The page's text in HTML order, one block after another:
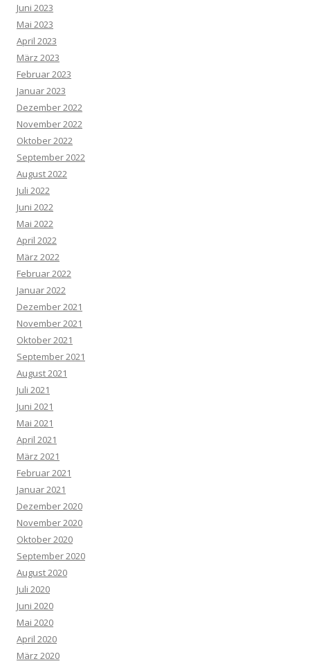
Juni 2023
Mai 2023
April 2023
März 2023
Februar 2023
Januar 2023
Dezember 2022
November 2022
Oktober 2022
September 2022
August 2022
Juli 2022
Juni 2022
Mai 2022
April 2022
März 2022
Februar 2022
Januar 2022
Dezember 2021
November 2021
Oktober 2021
September 2021
August 2021
Juli 2021
Juni 2021
Mai 2021
April 2021
März 2021
Februar 2021
Januar 2021
Dezember 2020
November 2020
Oktober 2020
September 2020
August 2020
Juli 2020
Juni 2020
Mai 2020
April 2020
März 2020